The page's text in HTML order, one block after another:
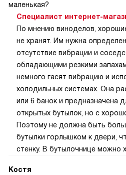
маленькая?
Специалист интернет-
По мнению виноделов,
не хранят. Им нужна
отсутствие вибрации и
обладающими резкими
немного гасят вибрацию и
холодильных системах. Она
или 6 банок и предназначена
открытых бутылок, но с
Поэтому не должна быть
бутылки горлышком к двери,
стенку. В бутылочнице можно
Костя